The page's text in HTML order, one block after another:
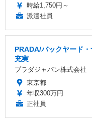
時給1,750円～
派遣社員
PRADA/バックヤード
充実
プラダジャパン株式会社
東京都
年収300万円
正社員